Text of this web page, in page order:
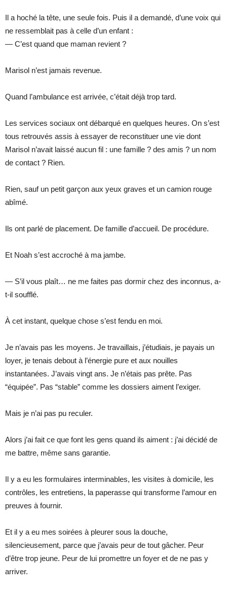
Il a hoché la tête, une seule fois. Puis il a demandé, d’une voix qui
ne ressemblait pas à celle d’un enfant :
— C’est quand que maman revient ?
Marisol n’est jamais revenue.
Quand l’ambulance est arrivée, c’était déjà trop tard.
Les services sociaux ont débarqué en quelques heures. On s’est
tous retrouvés assis à essayer de reconstituer une vie dont
Marisol n’avait laissé aucun fil : une famille ? des amis ? un nom
de contact ? Rien.
Rien, sauf un petit garçon aux yeux graves et un camion rouge
abîmé.
Ils ont parlé de placement. De famille d’accueil. De procédure.
Et Noah s’est accroché à ma jambe.
— S’il vous plaît… ne me faites pas dormir chez des inconnus, a-
t-il soufflé.
À cet instant, quelque chose s’est fendu en moi.
Je n’avais pas les moyens. Je travaillais, j’étudiais, je payais un
loyer, je tenais debout à l’énergie pure et aux nouilles
instantanées. J’avais vingt ans. Je n’étais pas prête. Pas
“équipée”. Pas “stable” comme les dossiers aiment l’exiger.
Mais je n’ai pas pu reculer.
Alors j’ai fait ce que font les gens quand ils aiment : j’ai décidé de
me battre, même sans garantie.
Il y a eu les formulaires interminables, les visites à domicile, les
contrôles, les entretiens, la paperasse qui transforme l’amour en
preuves à fournir.
Et il y a eu mes soirées à pleurer sous la douche,
silencieusement, parce que j’avais peur de tout gâcher. Peur
d’être trop jeune. Peur de lui promettre un foyer et de ne pas y
arriver.